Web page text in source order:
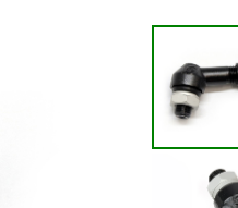
閉じる